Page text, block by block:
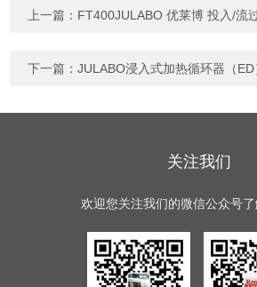
上一篇： FT400JULABO 优莱博 投入/流
下一篇：JULABO浸入式加热循环器（ED
关注我们
欢迎您关注我们的微信公众号